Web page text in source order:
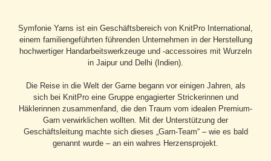
Symfonie Yarns ist ein Geschäftsbereich von KnitPro International,
einem familiengeführten führenden Unternehmen in der Herstellung
hochwertiger Handarbeitswerkzeuge und -accessoires mit Wurzeln
in Jaipur und Delhi (Indien).
Die Reise in die Welt der Garne begann vor einigen Jahren, als
sich bei KnitPro eine Gruppe engagierter Strickerinnen und
Häklerinnen zusammenfand, die den Traum vom idealen Premium-
Garn verwirklichen wollten. Mit der Unterstützung der
Geschäftsleitung machte sich dieses „Garn-Team“ – wie es bald
genannt wurde – an ein wahres Herzensprojekt.